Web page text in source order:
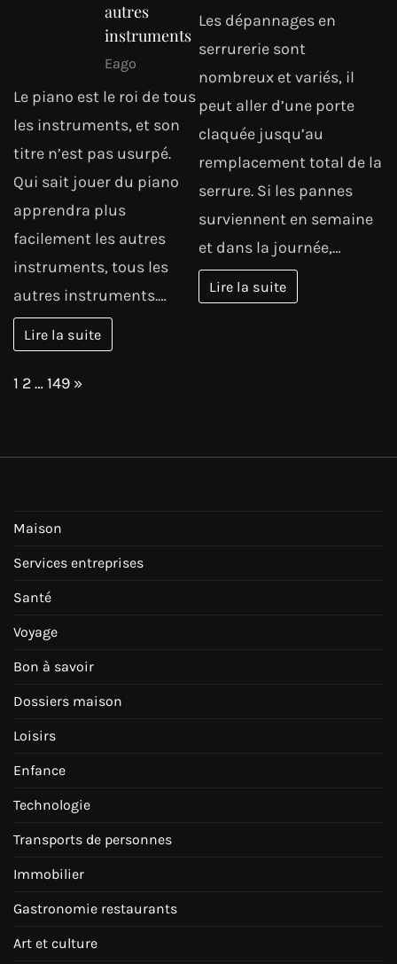
autres
instruments
Eago
Le piano est le roi de tous
les instruments, et son
titre n’est pas usurpé.
Qui sait jouer du piano
apprendra plus
facilement les autres
instruments, tous les
autres instruments.…
Lire la suite
Les dépannages en
serrurerie sont
nombreux et variés, il
peut aller d’une porte
claquée jusqu’au
remplacement total de la
serrure. Si les pannes
surviennent en semaine
et dans la journée,…
Lire la suite
Page:
1 2…149 Next
»
Maison
Services entreprises
Santé
Voyage
Bon à savoir
Dossiers maison
Loisirs
Enfance
Technologie
Transports de personnes
Immobilier
Gastronomie restaurants
Art et culture